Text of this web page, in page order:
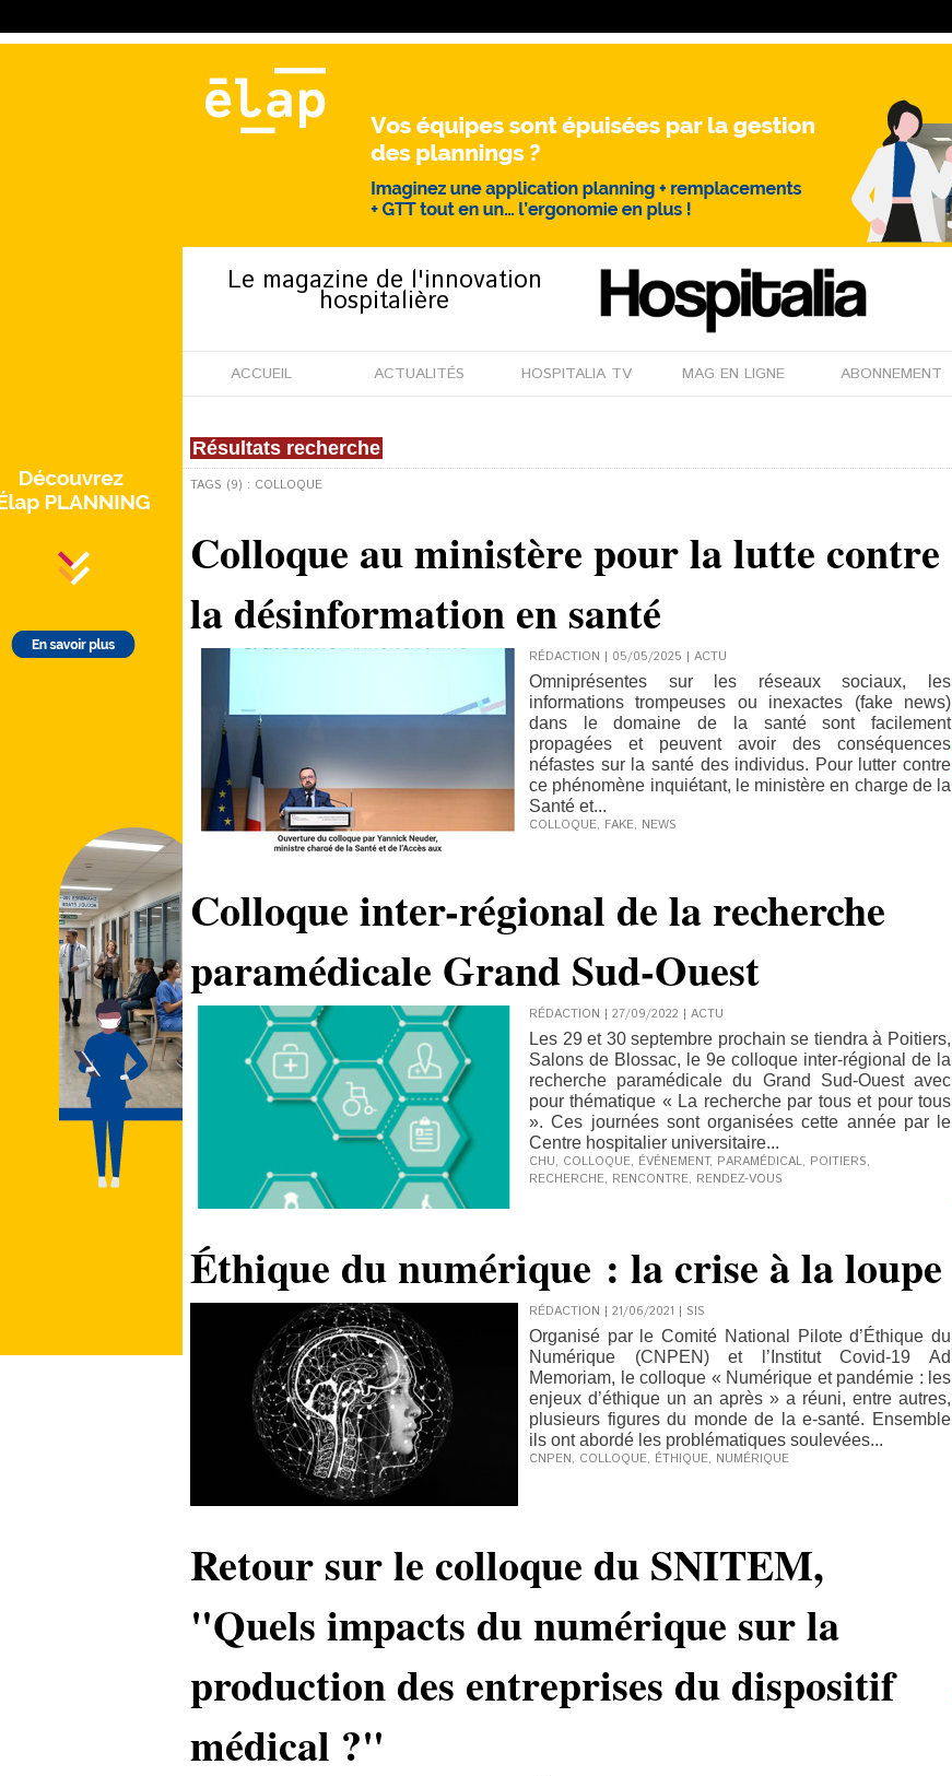
Le magazine de l'innovation
hospitalière
ACCUEIL ACTUALITÉS HOSPITALIA TV MAG EN LIGNE ABONNEMENT
Résultats recherche
TAGS (9) : COLLOQUE
Colloque au ministère pour la lutte contre
la désinformation en santé
RÉDACTION | 05/05/2025 | ACTU
Omniprésentes sur les réseaux sociaux, les
informations trompeuses ou inexactes (fake news)
dans le domaine de la santé sont facilement
propagées et peuvent avoir des conséquences
néfastes sur la santé des individus. Pour lutter contre
ce phénomène inquiétant, le ministère en charge de la
Santé et...
COLLOQUE, FAKE, NEWS
Colloque inter-régional de la recherche
paramédicale Grand Sud-Ouest
RÉDACTION | 27/09/2022 | ACTU
Les 29 et 30 septembre prochain se tiendra à Poitiers,
Salons de Blossac, le 9e colloque inter-régional de la
recherche paramédicale du Grand Sud-Ouest avec
pour thématique « La recherche par tous et pour tous
». Ces journées sont organisées cette année par le
Centre hospitalier universitaire...
CHU, COLLOQUE, ÉVÉNEMENT, PARAMÉDICAL, POITIERS,
RECHERCHE, RENCONTRE, RENDEZ-VOUS
Éthique du numérique : la crise à la loupe
RÉDACTION | 21/06/2021 | SIS
Organisé par le Comité National Pilote d’Éthique du
Numérique (CNPEN) et l’Institut Covid-19 Ad
Memoriam, le colloque « Numérique et pandémie : les
enjeux d’éthique un an après » a réuni, entre autres,
plusieurs figures du monde de la e-santé. Ensemble
ils ont abordé les problématiques soulevées...
CNPEN, COLLOQUE, ÉTHIQUE, NUMÉRIQUE
Retour sur le colloque du SNITEM,
"Quels impacts du numérique sur la
production des entreprises du dispositif
médical ?"